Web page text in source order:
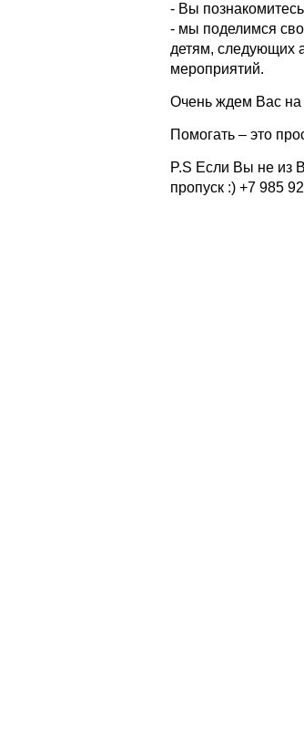
- Вы
- мы поделимся
детям, следующих
мероприятий.
Очень ждем Вас на
Помогать – это
P.S Если Вы не из
пропуск :) +7 985